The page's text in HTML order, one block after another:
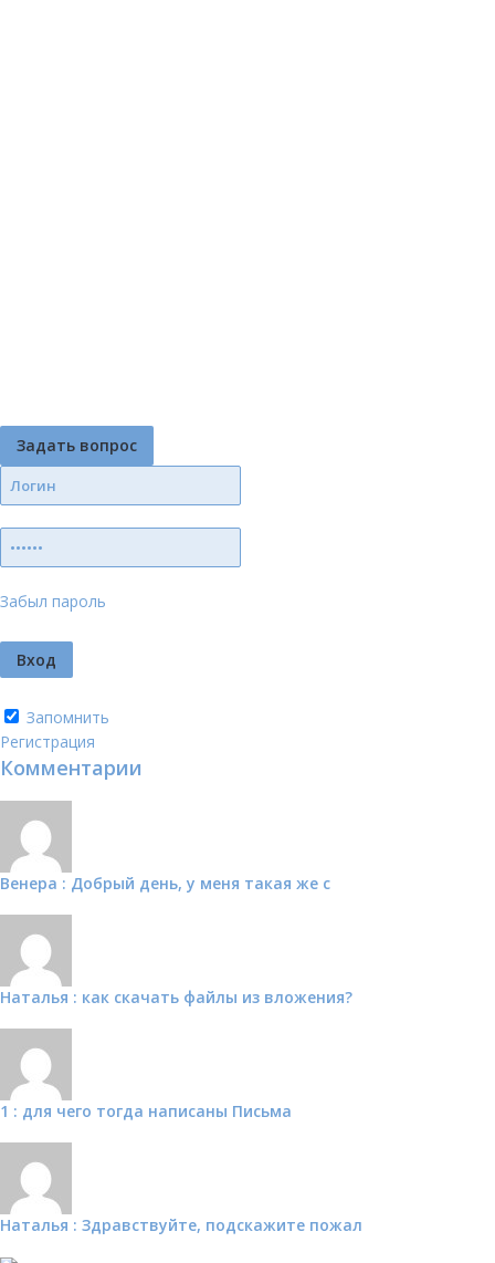
Задать вопрос
Забыл пароль
Запомнить
Регистрация
Комментарии
Венера : Добрый день, у меня такая же с
Наталья : как скачать файлы из вложения?
1 : для чего тогда написаны Письма
Наталья : Здравствуйте, подскажите пожал